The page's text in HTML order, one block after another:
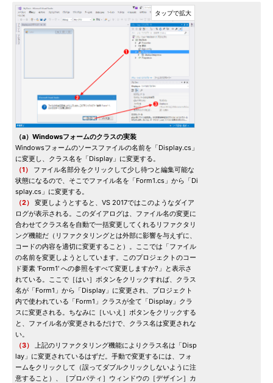
（a）Windowsフォームのクラスの実装
Windowsフォームのソースファイルの名前を「Display.cs」
に変更し、クラス名を「Display」に変更する。
（1）
ファイル名部分をクリックして少し待つと編集可能な
状態になるので、そこでファイル名を「Form1.cs」から「Di
splay.cs」に変更する。
（2）
変更しようとすると、VS 2017ではこのようなダイア
ログが表示される。このダイアログは、ファイル名の変更に
合わせてクラス名を自動で一括変更してくれるリファクタリ
ング機能だ（リファクタリングとは外部に影響を与えずに、
コードの内容を適切に変更すること）。ここでは「ファイル
の名前を変更しようとしています。このプロジェクトのコー
ド要素 'Form1' への参照をすべて変更しますか?」と表示さ
れている。ここで［はい］ボタンをクリックすれば、クラス
名が「Form1」から「Display」に変更され、プロジェクト
内で使われている「Form1」クラスが全て「Display」クラ
スに変更される。ちなみに［いいえ］ボタンをクリックする
と、ファイル名が変更されるだけで、クラス名は変更されな
い。
（3）
上記のリファクタリング機能によりクラス名は「Disp
lay」に変更されているはずだ。手動で変更するには、フォ
ームをクリックして（誤ってダブルクリックしないように注
意すること）、［プロパティ］ウィンドウの［デザイン］カ